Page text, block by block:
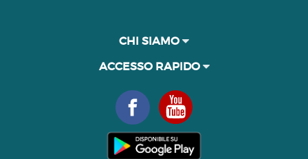
CHI SIAMO
ACCESSO RAPIDO